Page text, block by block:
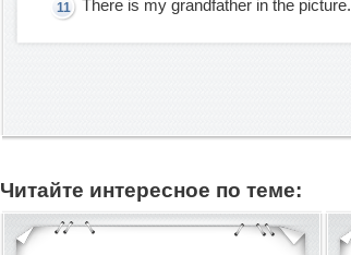
There is my grandfather in the picture.
Читайте интересное по теме: